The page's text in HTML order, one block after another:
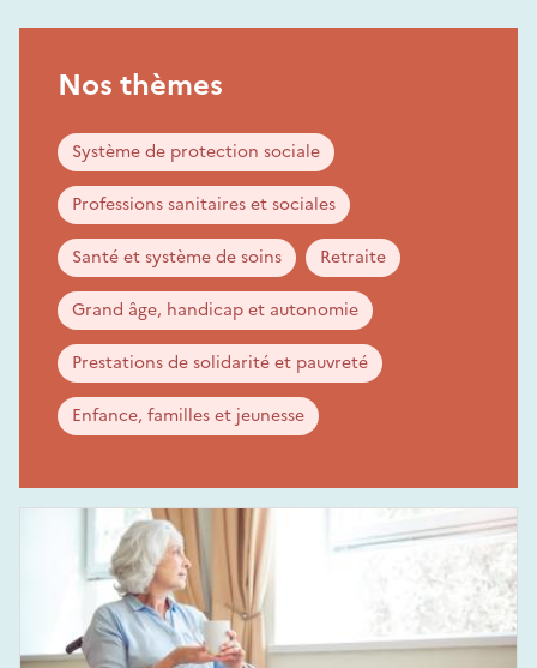
Nos thèmes
Système de protection sociale
Professions sanitaires et sociales
Santé et système de soins Retraite
Grand âge, handicap et autonomie
Prestations de solidarité et pauvreté
Enfance, familles et jeunesse